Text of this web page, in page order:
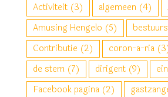
Activiteit (3) algemeen (4)
Amusing Hengelo (5)
Contributie (2) coron-a-ria
de stem (7) dirigent (9)
Facebook pagina (2)